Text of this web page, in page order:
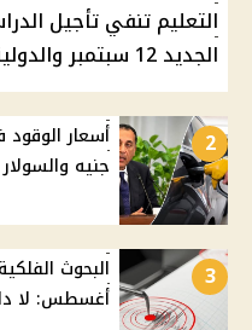
التعليم تنفي تأجيل
الجديد 12 سبتمبر والدولية 6 سبتمبر
2
جنيه والسولار بـ20.50
3
أغسطس: لا